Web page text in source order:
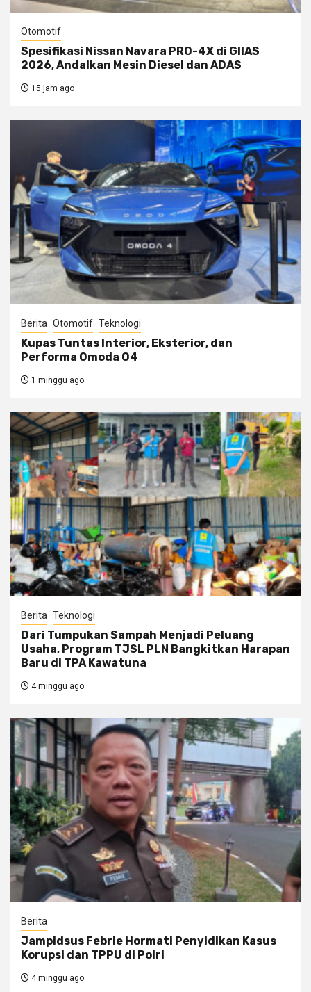
Otomotif
Spesifikasi Nissan Navara PRO-4X di GIIAS
2026, Andalkan Mesin Diesel dan ADAS
15 jam ago
Berita Otomotif Teknologi
Kupas Tuntas Interior, Eksterior, dan
Performa Omoda O4
1 minggu ago
Berita Teknologi
Dari Tumpukan Sampah Menjadi Peluang
Usaha, Program TJSL PLN Bangkitkan Harapan
Baru di TPA Kawatuna
4 minggu ago
Berita
Jampidsus Febrie Hormati Penyidikan Kasus
Korupsi dan TPPU di Polri
4 minggu ago